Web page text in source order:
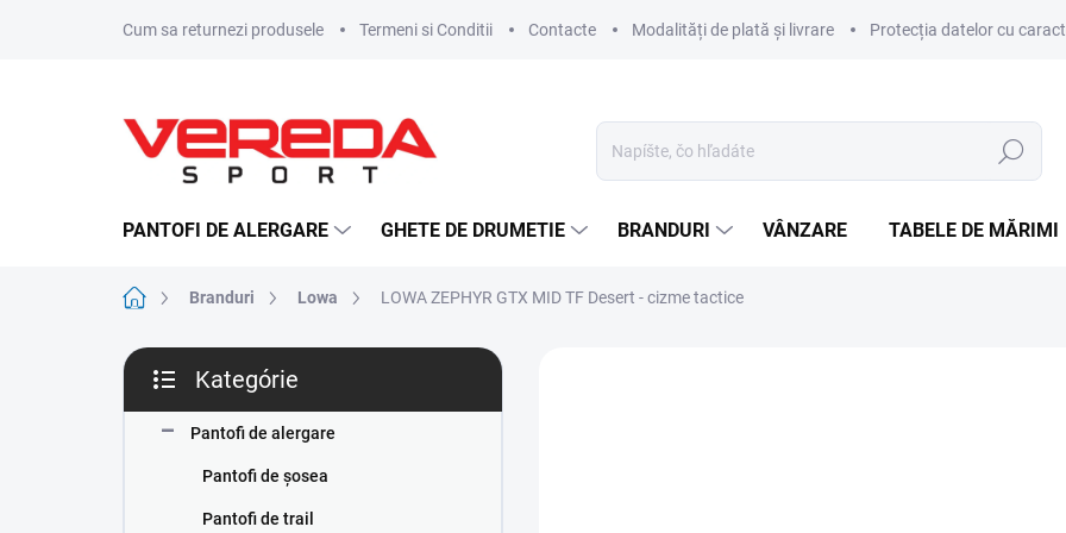
Cum sa returnezi produsele Termeni si Conditii Contacte Modalități de plată și livrare Protecția datelor cu
Hľadať
PANTOFI DE ALERGARE GHETE DE DRUMETIE BRANDURI VÂNZARE TABELE DE MĂRIMI
DomovBranduri Lowa LOWA ZEPHYR GTX MID TF Desert - cizme tactice
B
č
kategórie
Kategórie
Pantofi de alergare
Pantofi de șosea
Pantofi de trail